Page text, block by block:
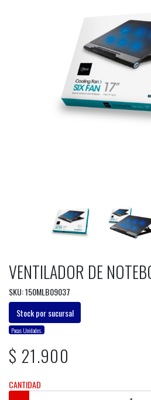
VENTILADOR DE
SKU: 150MLB09037
Stock por sucursal
Pocas Unidades.
$ 21.900
CANTIDAD